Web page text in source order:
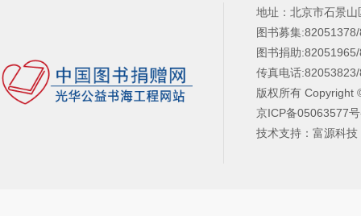
地址：北京市石景
图书募集
图书捐助
传真电话
版权所有 Copyright
京ICP备05063577
技术支持：富源科技